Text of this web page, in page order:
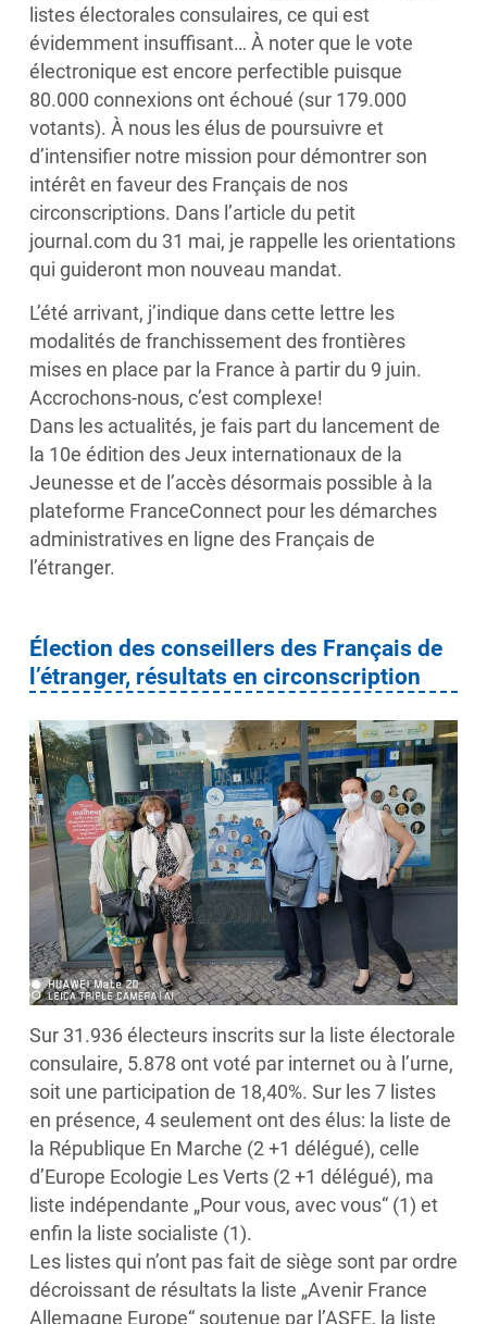
listes électorales consulaires, ce qui est
évidemment insuffisant… À noter que le vote
électronique est encore perfectible puisque
80.000 connexions ont échoué (sur 179.000
votants). À nous les élus de poursuivre et
d’intensifier notre mission pour démontrer son
intérêt en faveur des Français de nos
circonscriptions. Dans l’article du petit
journal.com du 31 mai, je rappelle les orientations
qui guideront mon nouveau mandat.
L’été arrivant, j’indique dans cette lettre les
modalités de franchissement des frontières
mises en place par la France à partir du 9 juin.
Accrochons-nous, c’est complexe!
Dans les actualités, je fais part du lancement de
la 10e édition des Jeux internationaux de la
Jeunesse et de l’accès désormais possible à la
plateforme FranceConnect pour les démarches
administratives en ligne des Français de
l’étranger.
Élection des conseillers des Français de
l’étranger, résultats en circonscription
Sur 31.936 électeurs inscrits sur la liste électorale
consulaire, 5.878 ont voté par internet ou à l’urne,
soit une participation de 18,40%. Sur les 7 listes
en présence, 4 seulement ont des élus: la liste de
la République En Marche (2 +1 délégué), celle
d’Europe Ecologie Les Verts (2 +1 délégué), ma
liste indépendante „Pour vous, avec vous“ (1) et
enfin la liste socialiste (1).
Les listes qui n’ont pas fait de siège sont par ordre
décroissant de résultats la liste „Avenir France
Allemagne Europe“ soutenue par l’ASFE, la liste